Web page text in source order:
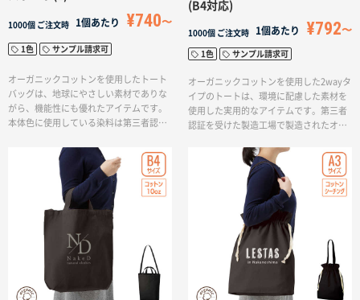
名入れグループサイト
ことができます。オーガニックコットン
は農薬や化学肥料を3年以上使わず、有機
農法で育てられたコットンのことを指し
ます。農薬を使用しないため、地球環境
にも配慮された素材です。そのため、地
球環境や農作業者にとってもやさしい素
材として、環境への意識の高まりに合っ
た選択肢として広く愛用されています。
す。
1000個 ご注文時 1個あたり ¥740
1色 サンプル請求可
オーガニックコットンを使用したトート
バッグは、地球にやさしい素材でありな
がら、機能性にも優れたアイテムです。
本体色に使用している染料は第三者認証
から、品質や安全性にも配慮された製品
として信頼性があります。3つのサイズ展
開（S、M、L）により、用途に応じて選ぶ
ことができます。特にLサイズはアウトド
アや旅行時など、荷物が多いシーンで活
躍する大容量サイズとなっており、旅行
やキャンプなどでの必需品をしっかり収
納することができます。また、シンプル
ながら名入れが映えるデザインはレジャ
ー施設のオリジナル商品やエコバッグの
販促品として最適です。オーガニックコ
(B4対応)
1000個 ご注文時 1個あたり ¥792
1色 サンプル請求可
オーガニックコットンを使用した2wayタ
イプのトートは、環境に配慮した素材を
使用した実用的なアイテムです。第三者
認証を受けた製造工場で製造されたオー
やさしい商品としての価値が高まりま
す。トートの内側にはポケットが付いて
おり、スマートフォンや小物などをさっ
と収納できる便利な仕様です。日常的に
使う荷物を整理するのに役立ち、バッグ
内がスッキリと片付けられるので、忙し
い日常でも便利に利用できます。また、
このトートは単色印刷に対応しているの
で、オリジナリティにあふれたグッズを
制作することができ展示会のノベルティ